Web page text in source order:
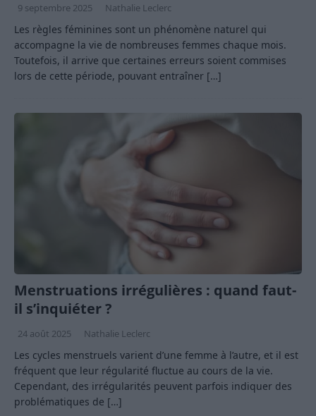
9 septembre 2025 Nathalie Leclerc
Les règles féminines sont un phénomène naturel qui
accompagne la vie de nombreuses femmes chaque mois.
Toutefois, il arrive que certaines erreurs soient commises
lors de cette période, pouvant entraîner […]
Menstruations irrégulières : quand faut-
il s’inquiéter ?
24 août 2025 Nathalie Leclerc
Les cycles menstruels varient d’une femme à l’autre, et il est
fréquent que leur régularité fluctue au cours de la vie.
Cependant, des irrégularités peuvent parfois indiquer des
problématiques de […]